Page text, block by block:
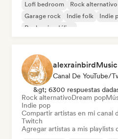
Lofi bedroom Rock alternativo
Garage rock
Indie folk Indie
Rock psicodélico
alexrainbirdMusic
Canal De YouTube/
&gt; 6300 respuestas
Rock alternativoDream pop
Indie pop
Compartir artistas en mi canal
Twitch
Agregar artistas a mis playlists